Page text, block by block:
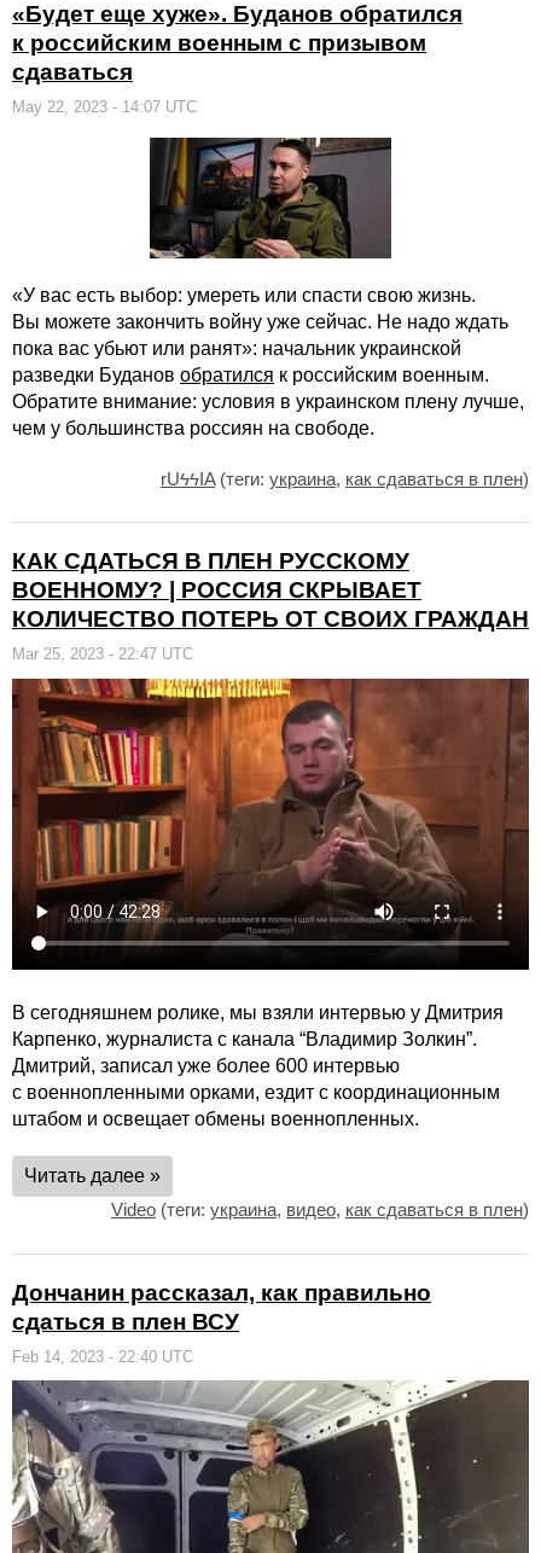
«Будет еще хуже». Буданов обратился
к российским военным с призывом
сдаваться
May 22, 2023 - 14:07 UTC
«У вас есть выбор: умереть или спасти свою жизнь.
Вы можете закончить войну уже сейчас. Не надо ждать
пока вас убьют или ранят»: начальник украинской
разведки Буданов обратился к российским военным.
Обратите внимание: условия в украинском плену лучше,
чем у большинства россиян на свободе.
rUϟϟIA(теги: украина, как сдаваться в плен)
КАК СДАТЬСЯ В ПЛЕН РУССКОМУ
ВОЕННОМУ? | РОССИЯ СКРЫВАЕТ
КОЛИЧЕСТВО ПОТЕРЬ ОТ СВОИХ ГРАЖДАН
Mar 25, 2023 - 22:47 UTC
В сегодняшнем ролике, мы взяли интервью у Дмитрия
Карпенко, журналиста с канала “Владимир Золкин”.
Дмитрий, записал уже более 600 интервью
с военнопленными орками, ездит с координационным
штабом и освещает обмены военнопленных.
Читать далее »
Video (теги: украина, видео, как сдаваться в плен)
Дончанин рассказал, как правильно
сдаться в плен ВСУ
Feb 14, 2023 - 22:40 UTC